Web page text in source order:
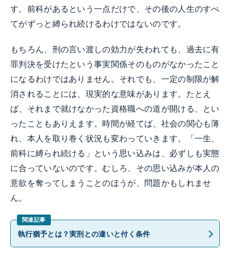
す。前科があるという一点だけで、その後の人生のすべ
てがずっと縛られ続けるわけではないのです。
もちろん、刑の言い渡しの効力が失われても、過去に有
罪判決を受けたという事実関係そのものがなかったこと
になるわけではありません。それでも、一定の制限が解
消されることには、現実的な意味があります。たとえ
ば、それまで就けなかった資格職への道が開ける、とい
ったこともありえます。時間が経てば、社会の関心も薄
れ、本人を取り巻く状況も変わっていきます。「一生、
前科に縛られ続ける」という思い込みは、必ずしも実態
に合っていないのです。むしろ、その思い込みが本人の
意欲を奪ってしまうことのほうが、問題かもしれませ
ん。
執行猶予とは？実刑との違いと付く条件